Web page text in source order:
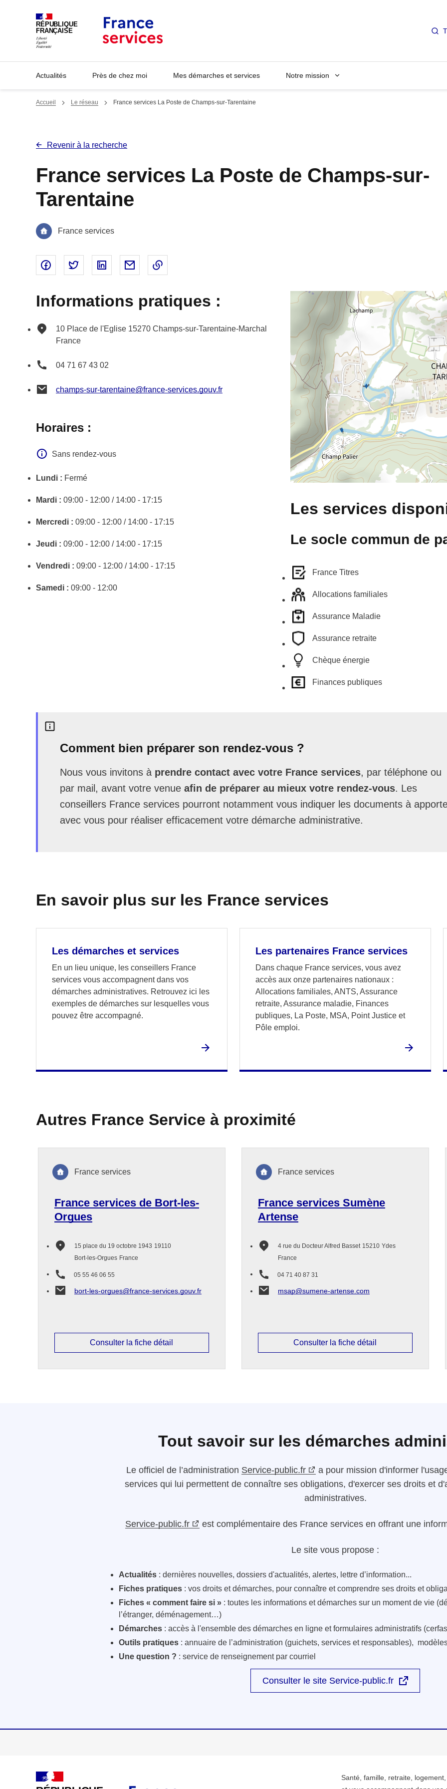
RÉPUBLIQUE
FRANÇAISE
Actualités Près de chez moi Mes démarches et services Notre mission
Accueil Le réseau France services La Poste de Champs-sur-Tarentaine
Revenir à la recherche
France services La Poste de Champs-sur-
Tarentaine
France services
Partager sur Facebook - nouvelle fenêtre
Partager sur Twitter - nouvelle fenêtre
Partager sur Linked In - nouvelle fenêtre
Partager par email - nouvelle fenêtre
Informations pratiques :
10 Place de l'Eglise 15270 Champs-sur-Tarentaine-Marchal
France
04 71 67 43 02
champs-sur-tarentaine@france-services.gouv.fr
Horaires :
Sans rendez-vous
Lundi : Fermé
Mardi : 09:00 - 12:00 / 14:00 - 17:15
Mercredi : 09:00 - 12:00 / 14:00 - 17:15
Jeudi : 09:00 - 12:00 / 14:00 - 17:15
Vendredi : 09:00 - 12:00 / 14:00 - 17:15
Samedi : 09:00 - 12:00
Les services
Le socle commun de
France Titres
Allocations familiales
Assurance Maladie
Assurance retraite
Chèque énergie
Finances publiques
Comment bien préparer son rendez-vous ?
Nous vous invitons à prendre contact avec votre France services, par téléphone ou
par mail, avant votre venue afin de préparer au mieux votre rendez-vous. Les
conseillers France services pourront notamment vous indiquer les documents à
avec vous pour réaliser efficacement votre démarche administrative.
En savoir plus sur les France services
Les démarches et services
En un lieu unique, les conseillers France
services vous accompagnent dans vos
démarches administratives. Retrouvez ici les
exemples de démarches sur lesquelles vous
pouvez être accompagné.
Les partenaires France services
Dans chaque France services, vous avez
accès aux onze partenaires nationaux :
Allocations familiales, ANTS, Assurance
retraite, Assurance maladie, Finances
publiques, La Poste, MSA, Point Justice et
Pôle emploi.
Autres France Service à proximité
France services de Bort-les-
Orgues
15 place du 19 octobre 1943 19110
Bort-les-Orgues France
05 55 46 06 55
bort-les-orgues@france-services.gouv.fr
France services
Consulter la fiche détail
France services Sumène
Artense
4 rue du Docteur Alfred Basset 15210 Ydes
France
04 71 40 87 31
msap@sumene-artense.com
France services
Consulter la fiche détail
Tout savoir sur les démarches
Le officiel de l’administration Service-public.fr
a pour mission d'informer
services qui lui permettent de connaître ses obligations, d'exercer ses droits et
administratives.
Service-public.fr est complémentaire des France services en offrant une
Le site vous propose :
Actualités : dernières nouvelles, dossiers d'actualités, alertes, lettre d’information...
Fiches pratiques : vos droits et démarches, pour connaître et comprendre ses droits et
Fiches « comment faire si » : toutes les informations et démarches sur un moment de vie
l’étranger, déménagement…)
Démarches : accès à l'ensemble des démarches en ligne et formulaires administratifs
Outils pratiques : annuaire de l’administration (guichets, services et responsables),
Une question ? : service de renseignement par courriel
Consulter le site Service-public.fr
Santé, famille, retraite,